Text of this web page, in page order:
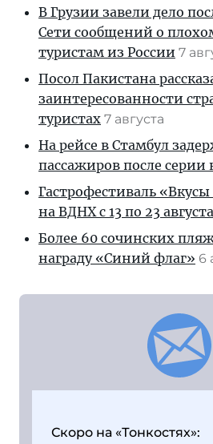
В Грузии завели дело
Сети сообщений о
туристам из России 7
Посол Пакистана
заинтересованности
туристах 7 августа
На рейсе в Стамбул
пассажиров после серии
Гастрофестиваль
на ВДНХ с 13 по 23 августа
Более 60 сочинских
награду «Синий флаг» 6
Скоро на «Тонкостях»: